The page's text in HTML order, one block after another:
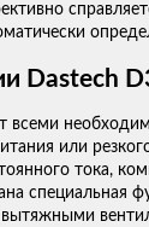
Dastech
всеми
или
тока,
специальная